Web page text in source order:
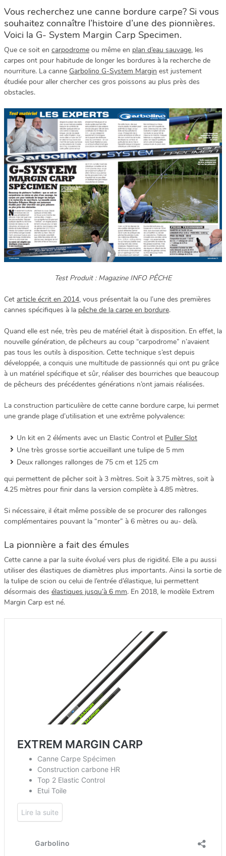
Vous recherchez une canne bordure carpe? Si vous
souhaitez connaître l’histoire d’une des pionnières.
Voici la G- System Margin Carp Specimen.
Que ce soit en carpodrome ou même en plan d’eau sauvage, les
carpes ont pour habitude de longer les bordures à la recherche de
nourriture. La canne Garbolino G-System Margin est justement
étudiée pour aller chercher ces gros poissons au plus près des
obstacles.
Test Produit : Magazine INFO PÊCHE
Cet article écrit en 2014, vous présentait la ou l’une des premières
cannes spécifiques à la pêche de la carpe en bordure.
Quand elle est née, très peu de matériel était à disposition. En effet, la
nouvelle génération, de pêcheurs au coup “carpodrome” n’avaient
pas tous les outils à disposition. Cette technique s’est depuis
développée, a conquis une multitude de passionnés qui ont pu grâce
à un matériel spécifique et sûr, réaliser des bourriches que beaucoup
de pêcheurs des précédentes générations n’ont jamais réalisées.
La construction particulière de cette canne bordure carpe, lui permet
une grande plage d’utilisation et une extrême polyvalence:
Un kit en 2 éléments avec un Elastic Control et Puller Slot
Une très grosse sortie accueillant une tulipe de 5 mm
Deux rallonges rallonges de 75 cm et 125 cm
qui permettent de pêcher soit à 3 mètres. Soit à 3.75 mètres, soit à
4.25 mètres pour finir dans la version complète à 4.85 mètres.
Si nécessaire, il était même possible de se procurer des rallonges
complémentaires pouvant la “monter” à 6 mètres ou au- delà.
La pionnière a fait des émules
Cette canne a par la suite évolué vers plus de rigidité. Elle a pu aussi
utiliser des élastiques de diamètres plus importants. Ainsi la sortie de
la tulipe de scion ou celui de l’entrée d’élastique, lui permettent
désormais des élastiques jusqu’à 6 mm. En 2018, le modèle Extrem
Margin Carp est né.